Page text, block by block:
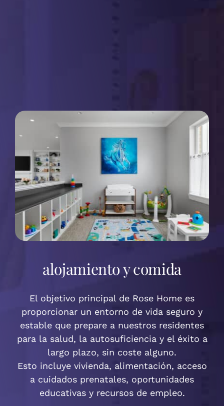
alojamiento y comida
El objetivo principal de Rose Home es
proporcionar un entorno de vida seguro y
estable que prepare a nuestros residentes
para la salud, la autosuficiencia y el éxito a
largo plazo, sin coste alguno.
Esto incluye vivienda, alimentación, acceso
a cuidados prenatales, oportunidades
educativas y recursos de empleo.